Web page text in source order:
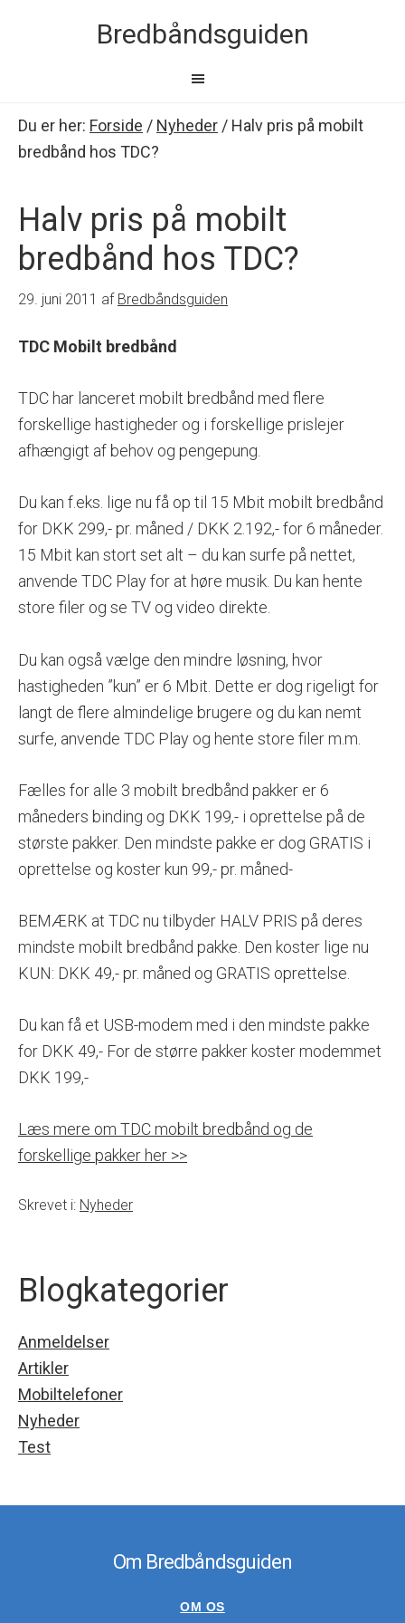
Bredbåndsguiden
Du er her: Forside / Nyheder / Halv pris på mobilt
bredbånd hos TDC?
Halv pris på mobilt
bredbånd hos TDC?
29. juni 2011 af Bredbåndsguiden
TDC Mobilt bredbånd
TDC har lanceret mobilt bredbånd med flere
forskellige hastigheder og i forskellige prislejer
afhængigt af behov og pengepung.
Du kan f.eks. lige nu få op til 15 Mbit mobilt bredbånd
for DKK 299,- pr. måned / DKK 2.192,- for 6 måneder.
15 Mbit kan stort set alt – du kan surfe på nettet,
anvende TDC Play for at høre musik. Du kan hente
store filer og se TV og video direkte.
Du kan også vælge den mindre løsning, hvor
hastigheden ”kun” er 6 Mbit. Dette er dog rigeligt for
langt de flere almindelige brugere og du kan nemt
surfe, anvende TDC Play og hente store filer m.m.
Fælles for alle 3 mobilt bredbånd pakker er 6
måneders binding og DKK 199,- i oprettelse på de
største pakker. Den mindste pakke er dog GRATIS i
oprettelse og koster kun 99,- pr. måned-
BEMÆRK at TDC nu tilbyder HALV PRIS på deres
mindste mobilt bredbånd pakke. Den koster lige nu
KUN: DKK 49,- pr. måned og GRATIS oprettelse.
Du kan få et USB-modem med i den mindste pakke
for DKK 49,- For de større pakker koster modemmet
DKK 199,-
Læs mere om TDC mobilt bredbånd og de
forskellige pakker her >>
Skrevet i: Nyheder
Blogkategorier
Anmeldelser
Artikler
Mobiltelefoner
Nyheder
Test
Om Bredbåndsguiden
OM OS